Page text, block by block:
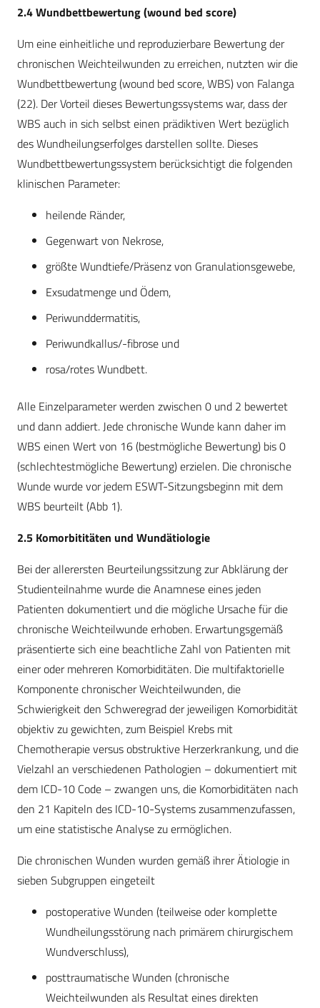
2.4 Wundbettbewertung (wound bed score)
Um eine einheitliche und reproduzierbare Bewertung der
chronischen Weichteilwunden zu erreichen, nutzten wir die
Wundbettbewertung (wound bed score, WBS) von Falanga
(22). Der Vorteil dieses Bewertungssystems war, dass der
WBS auch in sich selbst einen prädiktiven Wert bezüglich
des Wundheilungserfolges darstellen sollte. Dieses
Wundbettbewertungssystem berücksichtigt die folgenden
klinischen Parameter:
heilende Ränder,
Gegenwart von Nekrose,
größte Wundtiefe/Präsenz von Granulationsgewebe,
Exsudatmenge und Ödem,
Periwunddermatitis,
Periwundkallus/-fibrose und
rosa/rotes Wundbett.
Alle Einzelparameter werden zwischen 0 und 2 bewertet
und dann addiert. Jede chronische Wunde kann daher im
WBS einen Wert von 16 (bestmögliche Bewertung) bis 0
(schlechtestmögliche Bewertung) erzielen. Die chronische
Wunde wurde vor jedem ESWT-Sitzungsbeginn mit dem
WBS beurteilt (Abb 1).
2.5 Komorbititäten und Wundätiologie
Bei der allerersten Beurteilungssitzung zur Abklärung der
Studienteilnahme wurde die Anamnese eines jeden
Patienten dokumentiert und die mögliche Ursache für die
chronische Weichteilwunde erhoben. Erwartungsgemäß
präsentierte sich eine beachtliche Zahl von Patienten mit
einer oder mehreren Komorbiditäten. Die multifaktorielle
Komponente chronischer Weichteilwunden, die
Schwierigkeit den Schweregrad der jeweiligen Komorbidität
objektiv zu gewichten, zum Beispiel Krebs mit
Chemotherapie versus obstruktive Herzerkrankung, und die
Vielzahl an verschiedenen Pathologien – dokumentiert mit
dem ICD-10 Code – zwangen uns, die Komorbiditäten nach
den 21 Kapiteln des ICD-10-Systems zusammenzufassen,
um eine statistische Analyse zu ermöglichen.
Die chronischen Wunden wurden gemäß ihrer Ätiologie in
sieben Subgruppen eingeteilt
postoperative Wunden (teilweise oder komplette
Wundheilungsstörung nach primärem chirurgischem
Wundverschluss),
posttraumatische Wunden (chronische
Weichteilwunden als Resultat eines direkten